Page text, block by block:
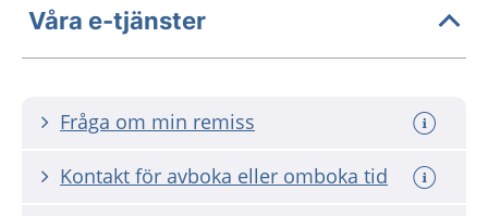
Våra e-tjänster
Fråga om min remiss
Kontakt för avboka eller omboka tid